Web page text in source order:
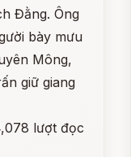
Đằng. Ông
bày mưu
Mông,
giữ giang
lượt đọc